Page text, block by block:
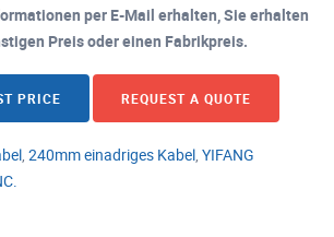
per E-Mail erhalten, Sie erhalten
Preis oder einen Fabrikpreis.
PRICE REQUEST A QUOTE
, 240mm einadriges Kabel, YIFANG